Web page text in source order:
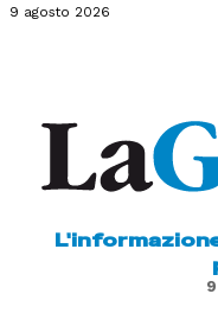
9 agosto 2026